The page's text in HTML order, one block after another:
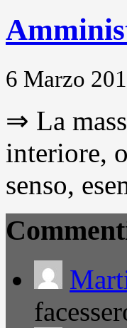
6 Marzo
⇒ La
interiore,
senso,